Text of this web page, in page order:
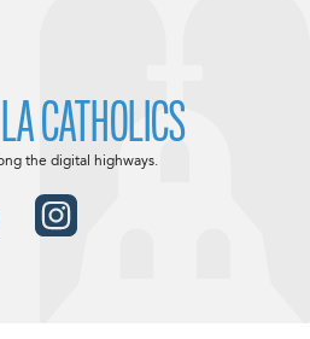
CATHOLICS
the digital highways.